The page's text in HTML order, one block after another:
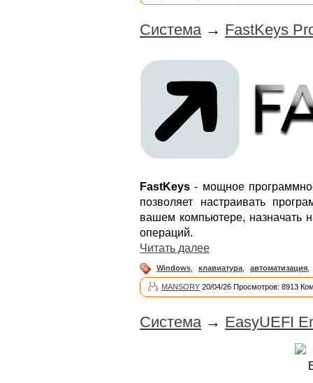
Система→ FastKeys
FastKeys - мощное
позволяет настраивать
вашем компьютере, назначать
операций.
Читать далее
Windows клавиатура автоматизация
MANSORY 20/04/26 Просмотров: 8913
Система→ EasyUEFI